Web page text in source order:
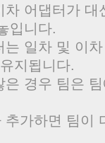
차 어댑터가
입니다.
는 일차 및 이
지됩니다.
은 경우 팀은
가하면 팀이